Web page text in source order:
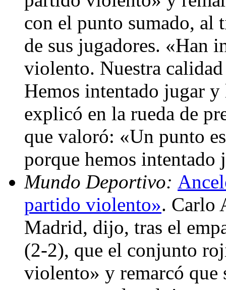
con el punto sumado, al
de sus jugadores. «Han
violento. Nuestra
Hemos intentado jugar
explicó en la rueda de
que valoró: «Un punto
porque hemos
Mundo Deportivo:
partido violento». Carlo
Madrid, dijo, tras el
(2-2), que el conjunto
violento» y remarcó que